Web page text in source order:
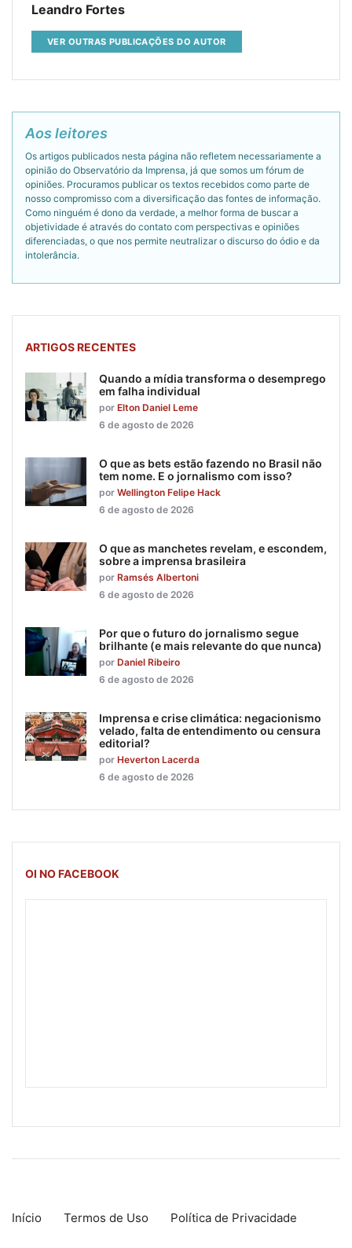
Leandro Fortes
VER OUTRAS PUBLICAÇÕES DO AUTOR
Aos leitores
Os artigos publicados nesta página não refletem necessariamente a
opinião do Observatório da Imprensa, já que somos um fórum de
opiniões. Procuramos publicar os textos recebidos como parte de
nosso compromisso com a diversificação das fontes de informação.
Como ninguém é dono da verdade, a melhor forma de buscar a
objetividade é através do contato com perspectivas e opiniões
diferenciadas, o que nos permite neutralizar o discurso do ódio e da
intolerância.
ARTIGOS RECENTES
Quando a mídia transforma o desemprego
em falha individual
por Elton Daniel Leme
6 de agosto de 2026
O que as bets estão fazendo no Brasil não
tem nome. E o jornalismo com isso?
por Wellington Felipe Hack
6 de agosto de 2026
O que as manchetes revelam, e escondem,
sobre a imprensa brasileira
por Ramsés Albertoni
6 de agosto de 2026
Por que o futuro do jornalismo segue
brilhante (e mais relevante do que nunca)
por Daniel Ribeiro
6 de agosto de 2026
Imprensa e crise climática: negacionismo
velado, falta de entendimento ou censura
editorial?
por Heverton Lacerda
6 de agosto de 2026
OI NO FACEBOOK
Início Termos de Uso Política de Privacidade